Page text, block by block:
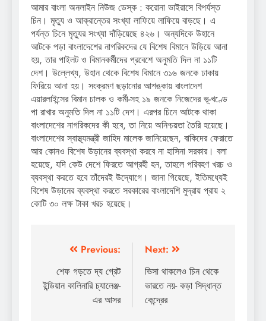
আমার বাংলা অনলাইন নিউজ ডেস্ক : করোনা ভাইরাসে বিপর্যস্ত
চিন। মৃত্যু ও আক্রান্তের সংখ্যা লাফিয়ে লাফিয়ে বাড়ছে। এ
পর্যন্ত চিনে মৃত্যুর সংখ্যা দাঁড়িয়েছে ৪২৬। অন্যদিকে উহানে
আটকে পড়া বাংলাদেশের নাগরিকদের যে বিশেষ বিমানে উড়িয়ে আনা
হয়, তার পাইলট ও বিমানকর্মীদের প্রবেশে অনুমতি দিল না ১১টি
দেশ। উল্লেখ্য, উহান থেকে বিশেষ বিমানে ৩১৬ জনকে ঢাকায়
ফিরিয়ে আনা হয়। সংক্রমণ ছড়ানোর আশঙ্কায় বাংলাদেশ
এয়ারলাইন্সের বিমান চালক ও কর্মী-সহ ১৯ জনকে নিজেদের ভূ-খণ্ডে
পা রাখার অনুমতি দিল না ১১টি দেশ। এরপর চিনে আটকে থাকা
বাংলাদেশের নাগরিকদের কী হবে, তা নিয়ে অনিশ্চয়তা তৈরি হয়েছে।
বাংলাদেশের স্বাস্থ্যমন্ত্রী জাহিদ মালেক জানিয়েছেন, বাকিদের ফেরাতে
আর কোনও বিশেষ উড়ানের ব্যবস্থা করবে না হাসিনা সরকার। বলা
হয়েছে, যদি কেউ দেশে ফিরতে আগ্রহী হন, তাহলে পরিবহণ খরচ ও
ব্যবস্থা করতে হবে তাঁদেরই উদ্যোগে। জানা গিয়েছে, ইতিমধ্যেই
বিশেষ উড়ানের ব্যবস্থা করতে সরকারের বাংলাদেশি মুদ্রায় প্রায় ২
কোটি ৩০ লক্ষ টাকা খরচ হয়েছে।
navigation
Previous:
শেফ গড়তে দ্য গ্রেট
ইন্ডিয়ান কালিনারি চ্যালেঞ্জ-
এর আসর
Next:
ভিসা থাকলেও চিন থেকে
ভারতে নয়- কড়া সিদ্ধান্ত
কেন্দ্রের